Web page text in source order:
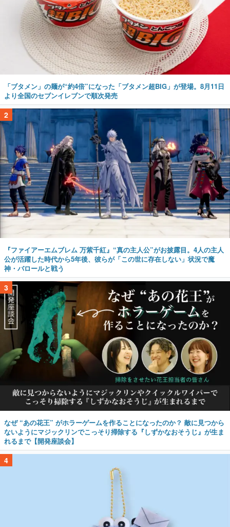
「ブタメン」の麺が“約4倍”になった「ブタメン超BIG」が登場。8月11日
より全国のセブンイレブンで順次発売
2
『ファイアーエムブレム 万紫千紅』“真の主人公”がお披露目。4人の主人
公が活躍した時代から5年後、彼らが「この世に存在しない」状況で魔
神・バロールと戦う
3
なぜ “あの花王” がホラーゲームを作ることになったのか？ 敵に見つから
ないようにマジックリンでこっそり掃除する『しずかなおそうじ』が生ま
れるまで【開発座談会】
4